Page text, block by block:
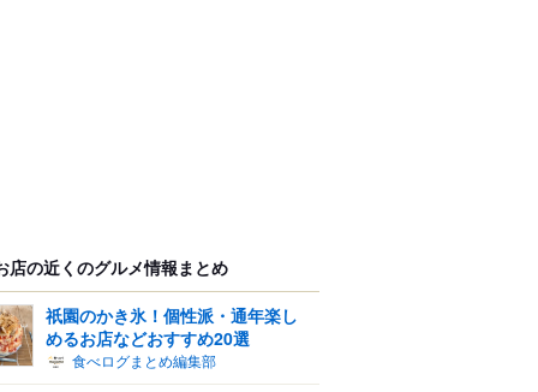
店の近くのグルメ情報まとめ
祇園のかき氷！個性派・通年楽し
めるお店などおすすめ20選
食べログまとめ編集部